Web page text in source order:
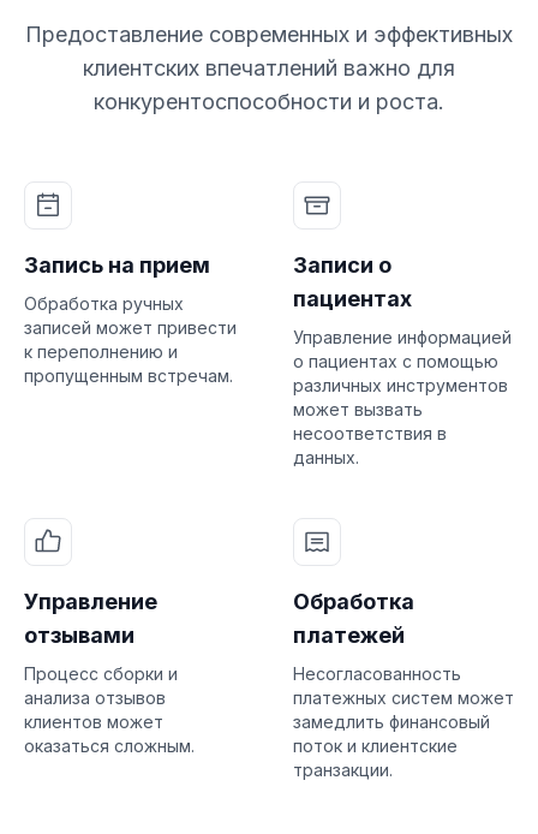
Предоставление современных и эффективных
клиентских впечатлений важно для
конкурентоспособности и роста.
Запись на прием
Обработка ручных
записей может привести
к переполнению и
пропущенным встречам.
Записи о
пациентах
Управление информацией
о пациентах с помощью
различных инструментов
может вызвать
несоответствия в
данных.
Управление
отзывами
Процесс сборки и
анализа отзывов
клиентов может
оказаться сложным.
Обработка
платежей
Несогласованность
платежных систем может
замедлить финансовый
поток и клиентские
транзакции.